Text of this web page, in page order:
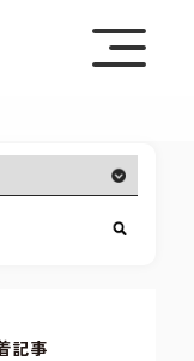
記事
、およびご質問